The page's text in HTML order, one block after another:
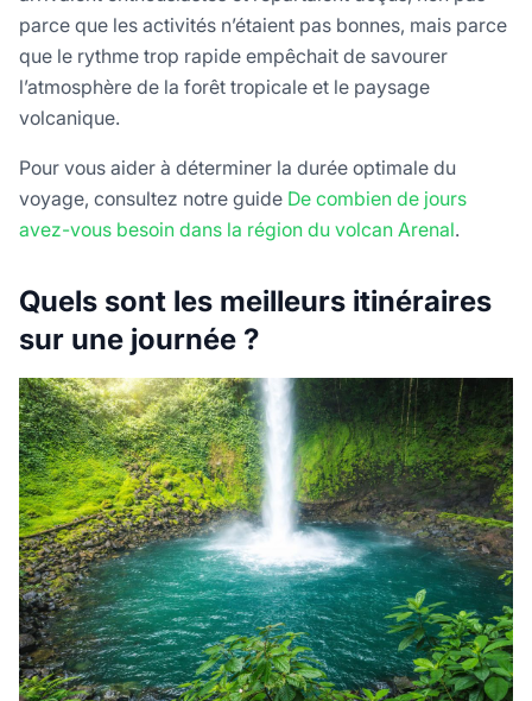
parce que les activités n’étaient pas bonnes, mais parce
que le rythme trop rapide empêchait de savourer
l’atmosphère de la forêt tropicale et le paysage
volcanique.
Pour vous aider à déterminer la durée optimale du
voyage, consultez notre guide De combien de jours
avez-vous besoin dans la région du volcan Arenal.
Quels sont les meilleurs itinéraires
sur une journée ?